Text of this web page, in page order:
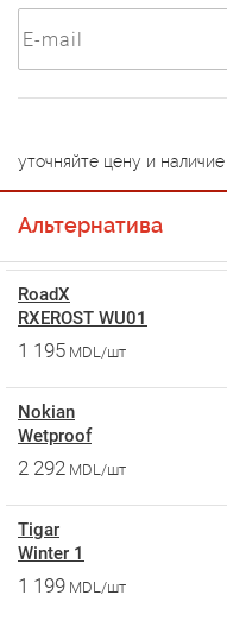
уточняйте цену и
Альтернатива
RoadX
RXEROST WU01
1 195 MDL/шт
Nokian
Wetproof
2 292 MDL/шт
Tigar
Winter 1
1 199 MDL/шт